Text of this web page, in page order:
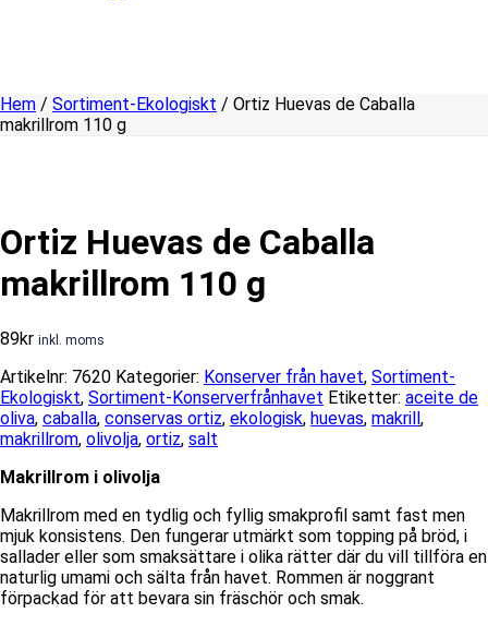
Hem / Sortiment-Ekologiskt / Ortiz Huevas de Caballa
makrillrom 110 g
Ortiz Huevas de Caballa
makrillrom 110 g
89kr inkl. moms
Artikelnr: 7620 Kategorier: Konserver från havet, Sortiment-
Ekologiskt, Sortiment-Konserverfrånhavet Etiketter: aceite de
oliva, caballa, conservas ortiz, ekologisk, huevas, makrill,
makrillrom, olivolja, ortiz, salt
Makrillrom i olivolja
Makrillrom med en tydlig och fyllig smakprofil samt fast men
mjuk konsistens. Den fungerar utmärkt som topping på bröd, i
sallader eller som smaksättare i olika rätter där du vill tillföra en
naturlig umami och sälta från havet. Rommen är noggrant
förpackad för att bevara sin fräschör och smak.